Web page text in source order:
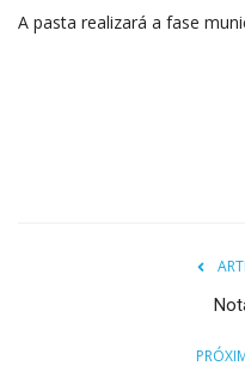
A pasta realizará a fase